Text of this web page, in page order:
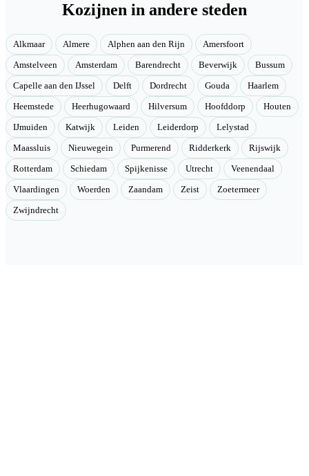
Kozijnen in andere steden
Alkmaar Almere Alphen aan den Rijn Amersfoort
Amstelveen Amsterdam Barendrecht Beverwijk Bussum
Capelle aan den IJssel Delft Dordrecht Gouda Haarlem
Heemstede Heerhugowaard Hilversum Hoofddorp Houten
IJmuiden Katwijk Leiden Leiderdorp Lelystad
Maassluis Nieuwegein Purmerend Ridderkerk Rijswijk
Rotterdam Schiedam Spijkenisse Utrecht Veenendaal
Vlaardingen Woerden Zaandam Zeist Zoetermeer
Zwijndrecht